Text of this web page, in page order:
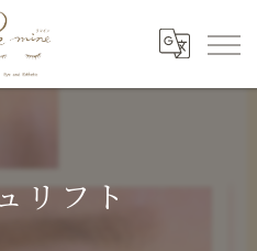
リフト